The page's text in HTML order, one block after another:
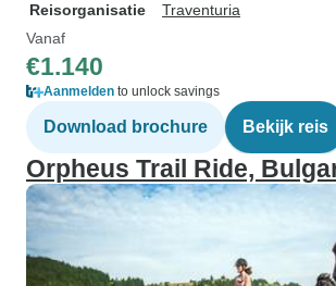
Reisorganisatie
Traventuria
Vanaf
€1.140
Aanmelden to unlock savings
Download brochure Bekijk reis
Orpheus Trail Ride,